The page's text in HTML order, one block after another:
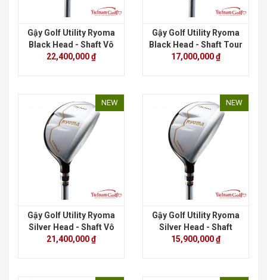
Gậy Golf Utility Ryoma
Black Head - Shaft Vô
cực
22,400,000 ₫
Gậy Golf Utility Ryoma
Black Head - Shaft Tour
AD
17,000,000 ₫
NEW
Gậy Golf Utility Ryoma
Silver Head - Shaft Vô
cực
21,400,000 ₫
NEW
Gậy Golf Utility Ryoma
Silver Head - Shaft
Tour AD
15,900,000 ₫